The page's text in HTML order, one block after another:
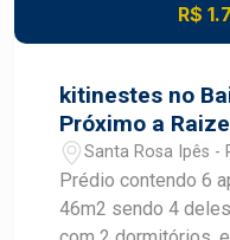
R$
kitinestes no
Próximo a
Santa Rosa Ipês -
Prédio contendo 6
46m2 sendo 4